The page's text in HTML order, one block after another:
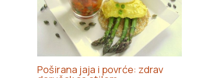
Poširana jaja i povrće: zdrav